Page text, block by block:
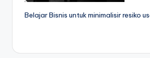
Belajar Bisnis untuk minimalisir resiko